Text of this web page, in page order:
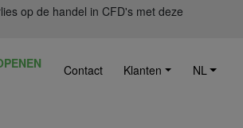
op de handel in CFD's met deze
Contact Klanten NL